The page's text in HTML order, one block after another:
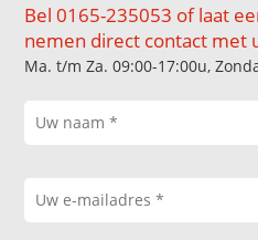
Bel 0165-235053 of laat
nemen direct contact met
Ma. t/m Za. 09:00-17:00u,